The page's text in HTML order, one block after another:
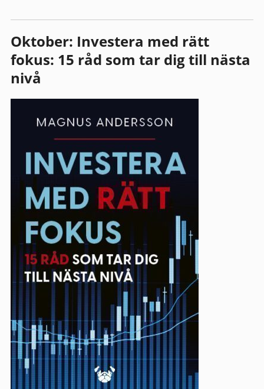
Oktober: Investera med rätt
fokus: 15 råd som tar dig till nästa
nivå